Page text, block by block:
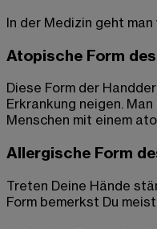
In der Medizin geht
Atopische Form
Diese Form der
Erkrankung neigen.
Menschen mit einem
Allergische Form
Treten Deine Hände
Form bemerkst Du